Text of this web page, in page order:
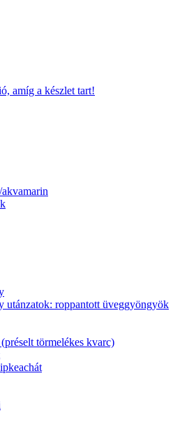
amíg a készlet tart!
utánzatok: roppantott üveggyöngyök
törmelékes kvarc)